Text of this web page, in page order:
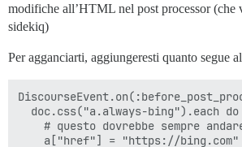
modifiche all’HTML nel post processor (che
sidekiq)
Per agganciarti, aggiungeresti quanto segue
doc.css("a.always-bing").each do
# questo dovrebbe sempre
    a["href"] = "https://bing.com"